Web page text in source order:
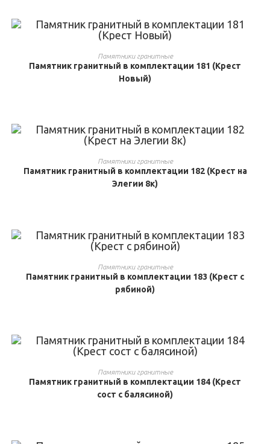
Памятники гранитные
Памятник гранитный в комплектации 181 (Крест
Новый)
Памятники гранитные
Памятник гранитный в комплектации 182 (Крест на
Элегии 8к)
Памятники гранитные
Памятник гранитный в комплектации 183 (Крест с
рябиной)
Памятники гранитные
Памятник гранитный в комплектации 184 (Крест
сост с балясиной)